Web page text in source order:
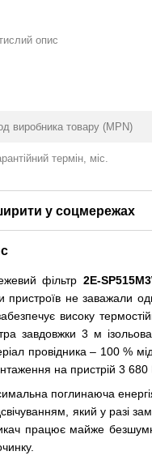
опис
виробника товару (MPN)
термін, міс.
у соцмережах
фільтр 2E-
пристроїв не заважали
високу
завдовжки 3 м
провідника – 100 %
на пристрій 3 680
поглинаюча
який у разі
працює майже